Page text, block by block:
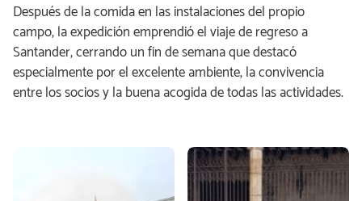
Después de la comida en las instalaciones del propio
campo, la expedición emprendió el viaje de regreso a
Santander, cerrando un fin de semana que destacó
especialmente por el excelente ambiente, la convivencia
entre los socios y la buena acogida de todas las actividades.